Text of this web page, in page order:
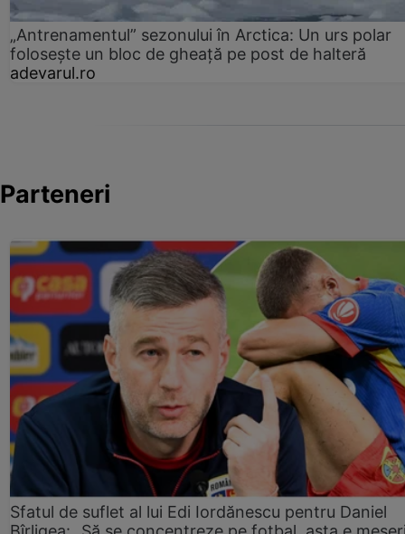
„Antrenamentul” sezonului în Arctica: Un urs polar
folosește un bloc de gheață pe post de halteră
adevarul.ro
Parteneri
Sfatul de suflet al lui Edi Iordănescu pentru Daniel